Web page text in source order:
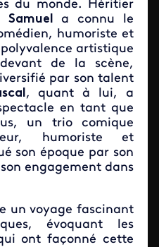
du monde. Héritier
Samuel a connu le
humoriste et
artistique
de la scène,
par son talent
, quant à lui, a
en tant que
un trio comique
humoriste et
son époque par son
engagement dans
un voyage fascinant
évoquant les
ont façonné cette